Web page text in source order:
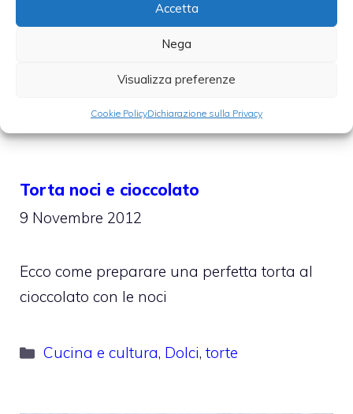
Accetta
Nega
Visualizza preferenze
Cookie PolicyDichiarazione sulla Privacy
Variante golosa della classica torta al
cioccolato. L’ingrediente in più? Il
Categorie
torte
Torta noci e cioccolato
9 Novembre 2012
Ecco come preparare una perfetta torta al
cioccolato con le noci
Categorie
Cucina e cultura, Dolci,torte